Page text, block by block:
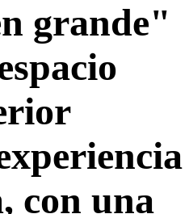
grande"
con una